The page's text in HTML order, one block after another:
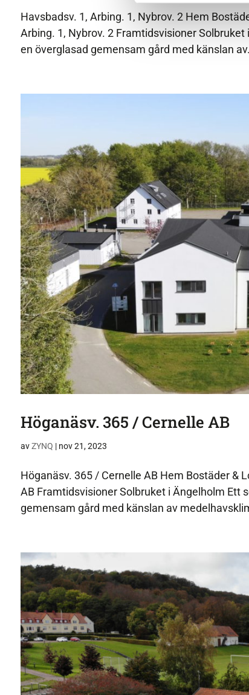
Havsbadsv. 1, Arbing. 1, Nybrov. 2 Hem
Arbing. 1, Nybrov. 2 Framtidsvisioner
en överglasad gemensam gård med känslan
Höganäsv. 365 / Cernelle AB
avZYNQ | nov 21, 2023
Höganäsv. 365 / Cernelle AB Hem Bostäder &
AB Framtidsvisioner Solbruket i Ängelholm Ett
gemensam gård med känslan av